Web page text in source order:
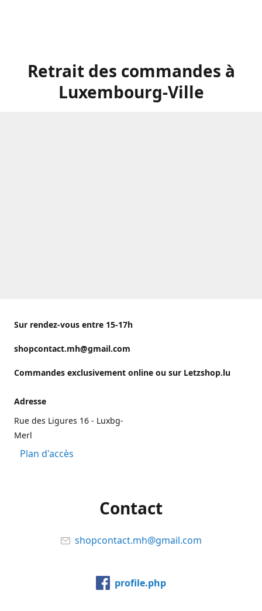
Retrait des commandes à
Luxembourg-Ville
Sur rendez-vous entre 15-17h
shopcontact.mh@gmail.com
Commandes exclusivement online ou sur Letzshop.lu
Adresse
Rue des Ligures 16 - Luxbg-
Merl
Plan d'accès
Contact
shopcontact.mh@gmail.com
profile.php